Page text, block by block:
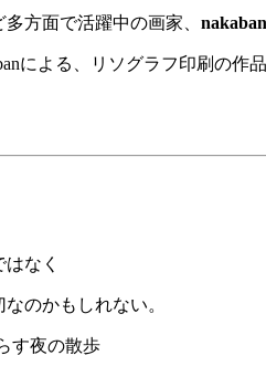
方面で活躍中の画家、 nakaban
による、リソグラフ印刷の作
なく
のかもしれない。
す夜の散歩